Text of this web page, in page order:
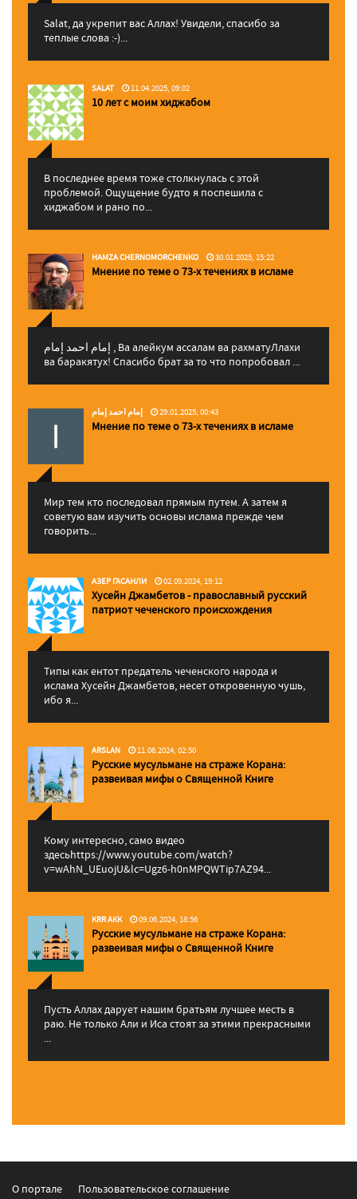
Salat, да укрепит вас Аллаx! Увидели, спасибо за
теплые слова :-)...
SALAT 11.04.2025, 09:02
10 лет с моим хиджабом
В последнее время тоже столкнулась с этой
проблемой. Ощущение будто я поспешила с
хиджабом и рано по...
HAMZA CHERNOMORCHENKO 30.01.2025, 15:22
Мнение по теме о 73-х течениях в исламе
إمام احمد إمام , Ва алейкум ассалам ва рахматуЛлахи
ва баракятух! Спасибо брат за то что попробовал ...
إمام احمد إمام 29.01.2025, 00:43
Мнение по теме о 73-х течениях в исламе
Мир тем кто последовал прямым путем. А затем я
советую вам изучить основы ислама прежде чем
говорить...
АЗЕР ГАСАНЛИ 02.09.2024, 19:12
Хусейн Джамбетов - православный русский
патриот чеченского происхождения
Типы как ентот предатель чеченского народа и
ислама Хусейн Джамбетов, несет откровенную чушь,
ибо я...
ARSLAN 11.06.2024, 02:50
Русские мусульмане на страже Корана:
pазвеивая мифы о Священной Книге
Кому интересно, само видео
здесьhttps://www.youtube.com/watch?
v=wAhN_UEuojU&lc=Ugz6-h0nMPQWTip7AZ94...
KRR AKK 09.06.2024, 18:56
Русские мусульмане на страже Корана:
pазвеивая мифы о Священной Книге
Пусть Аллах дарует нашим братьям лучшее месть в
раю. Не только Али и Иса стоят за этими прекрасными
...
О портале Пользовательское соглашение